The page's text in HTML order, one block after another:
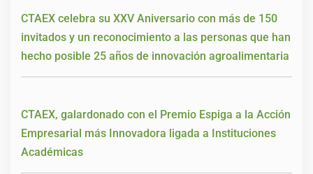
CTAEX celebra su XXV Aniversario con más de 150
invitados y un reconocimiento a las personas que han
hecho posible 25 años de innovación agroalimentaria
CTAEX, galardonado con el Premio Espiga a la Acción
Empresarial más Innovadora ligada a Instituciones
Académicas